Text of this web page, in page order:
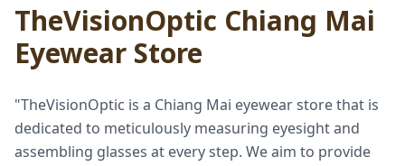
TheVisionOptic Chiang Mai
Eyewear Store
"TheVisionOptic is a Chiang Mai eyewear store that is
dedicated to meticulously measuring eyesight and
assembling glasses at every step. We aim to provide